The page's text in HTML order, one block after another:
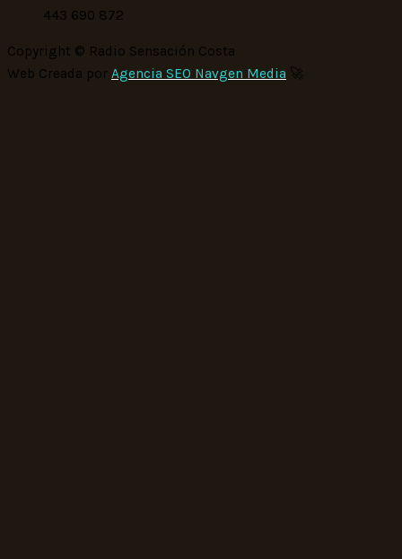
443 690 872
Copyright © Radio Sensación Costa
Web Creada por Agencia SEO Navgen Media 🚀